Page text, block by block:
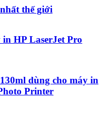
thế giới
HP LaserJet Pro
dùng cho máy in
Printer